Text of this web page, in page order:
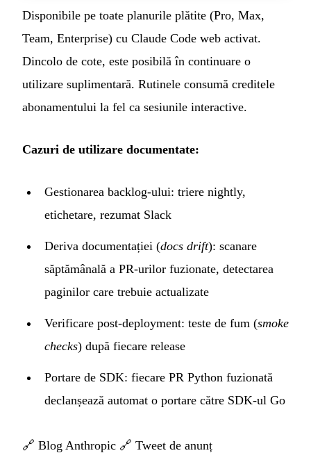
Disponibile pe toate planurile plătite (Pro, Max,
Team, Enterprise) cu Claude Code web activat.
Dincolo de cote, este posibilă în continuare o
utilizare suplimentară. Rutinele consumă creditele
abonamentului la fel ca sesiunile interactive.
Cazuri de utilizare documentate:
Gestionarea backlog-ului: triere nightly,
etichetare, rezumat Slack
Deriva documentației (docs drift): scanare
săptămânală a PR-urilor fuzionate, detectarea
paginilor care trebuie actualizate
Verificare post-deployment: teste de fum (smoke
checks) după fiecare release
Portare de SDK: fiecare PR Python fuzionată
declanșează automat o portare către SDK-ul Go
🔗 Blog Anthropic 🔗 Tweet de anunț